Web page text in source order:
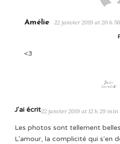
Amélie 22 janvier 2019 at 20 h
<3
J'ai écrit22 janvier 2019 at 12 h 29 min
Les photos sont tellement
L'amour, la complicité qui s'en